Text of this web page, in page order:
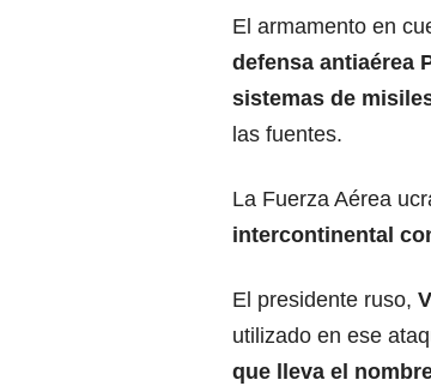
El armamento en
defensa antiaérea
sistemas de
las fuentes.
La Fuerza Aérea
intercontinental
El presidente ruso,
utilizado en ese
que lleva el